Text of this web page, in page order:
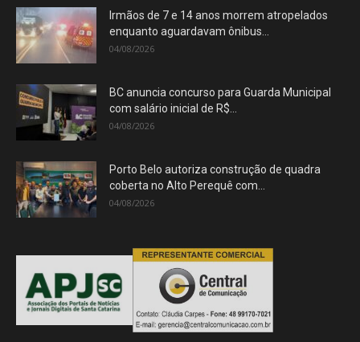
Irmãos de 7 e 14 anos morrem atropelados
enquanto aguardavam ônibus...
04/08/2026
BC anuncia concurso para Guarda Municipal
com salário inicial de R$...
04/08/2026
Porto Belo autoriza construção de quadra
coberta no Alto Perequê com...
04/08/2026